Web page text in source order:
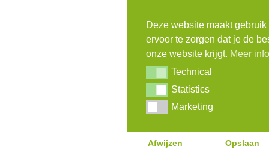
Deze website maakt
ervoor te zorgen dat je de
onze website krijgt. Meer
TechnicalTechnical
StatisticsStatistics
MarketingMarketing
Afwijzen Opslaan